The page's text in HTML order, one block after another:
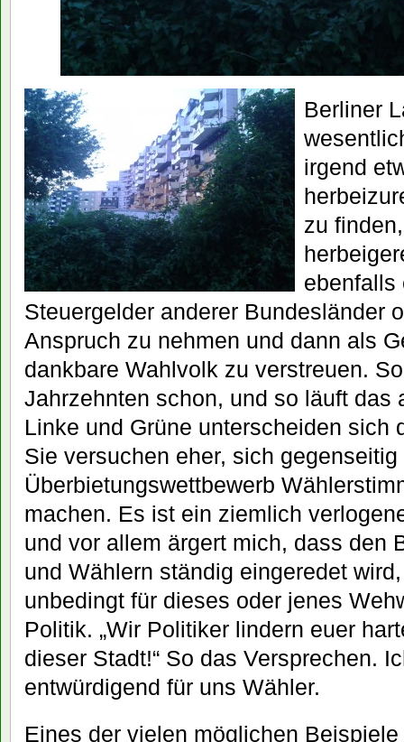
Berliner
irgend
zu
ebenfalls
Steuergelder anderer Bundesländer
Anspruch zu nehmen und dann als
dankbare Wahlvolk zu verstreuen.
Jahrzehnten schon, und so läuft
Linke und Grüne unterscheiden sich
Sie versuchen eher, sich
Überbietungswettbewerb
machen. Es ist ein ziemlich
und vor allem ärgert mich, dass den
und Wählern ständig eingeredet
unbedingt für dieses oder jenes
Politik. „Wir Politiker lindern euer
dieser Stadt!“ So das Versprechen.
entwürdigend für uns Wähler.
Eines der vielen möglichen